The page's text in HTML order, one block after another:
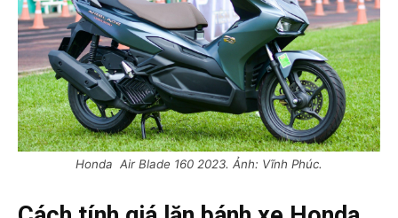
Honda Air Blade 160 2023. Ảnh: Vĩnh Phúc.